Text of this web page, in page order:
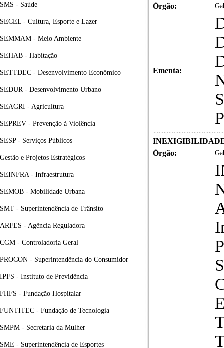
SMS - Saúde
SECEL - Cultura, Esporte e Lazer
SEMMAM - Meio Ambiente
SEHAB - Habitação
SETTDEC - Desenvolvimento Econômico
SEDUR - Desenvolvimento Urbano
SEAGRI - Agricultura
SEPREV - Prevenção à Violência
SESP - Serviços Públicos
Gestão e Projetos Estratégicos
SEINFRA - Infraestrutura
SEMOB - Mobilidade Urbana
SMT - Superintendência de Trânsito
ARFES - Agência Reguladora
CGM - Controladoria Geral
PROCON - Superintendência do Consumidor
IPFS - Instituto de Previdência
FHFS - Fundação Hospitalar
FUNTITEC - Fundação de Tecnologia
SMPM - Secretaria da Mulher
SME - Superintendência de Esportes
Órgão:
Ementa:
INEXIGIBILIDADE
Órgão: